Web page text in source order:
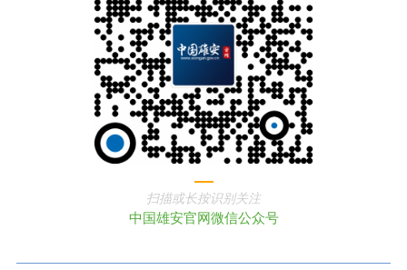
扫描或长按识别关注
中国雄安官网微信公众号